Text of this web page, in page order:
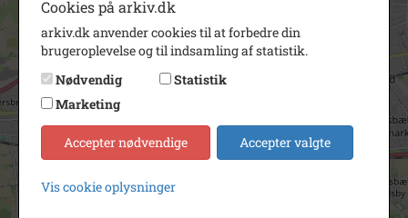
Cookies på arkiv.dk
arkiv.dk anvender cookies til at forbedre din
brugeroplevelse og til indsamling af statistik.
Nødvendig
Statistik
Marketing
Accepter nødvendige Accepter valgte
Vis cookie oplysninger